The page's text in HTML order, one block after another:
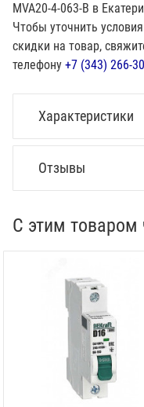
MVA20-4-063-B в
Чтобы уточнить
скидки на товар,
телефону +7 (343) 266-
Характеристики
Отзывы
С этим товаром